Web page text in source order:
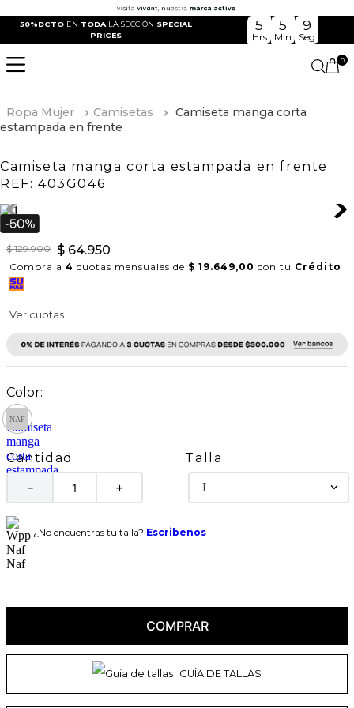
50%DCTO EN TODA LA SECCIÓN SPECIAL
PRICES
5
Hrs
5
Min
9
Seg
0
Ropa Mujer Camisetas
Camiseta manga corta
estampada en frente
Camiseta manga corta estampada en frente
REF: 403G046
$ 129.900 $ 64.950
Compra a 4 cuotas mensuales de $ 19.649,00 con tu Crédito
Ver cuotas ...
Cantidad
＋
－
Talla
L
¿No encuentras tu talla? Escribenos
COMPRAR
GUÍA DE TALLAS